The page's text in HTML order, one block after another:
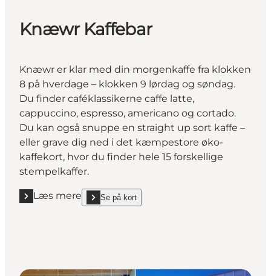
Knæwr Kaffebar
Knæwr er klar med din morgenkaffe fra klokken
8 på hverdage – klokken 9 lørdag og søndag.
Du finder caféklassikerne caffe latte,
cappuccino, espresso, americano og cortado.
Du kan også snuppe en straight up sort kaffe –
eller grave dig ned i det kæmpestore øko-
kaffekort, hvor du finder hele 15 forskellige
stempelkaffer.
Læs mere
Læs mere "Knæwr Kaffebar"
Se på kort
show Knæwr Kaffebar on_map